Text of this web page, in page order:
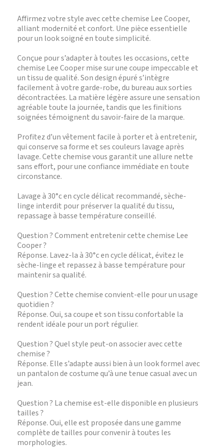
Affirmez votre style avec cette chemise Lee Cooper,
alliant modernité et confort. Une pièce essentielle
pour un look soigné en toute simplicité.
Conçue pour s’adapter à toutes les occasions, cette
chemise Lee Cooper mise sur une coupe impeccable et
un tissu de qualité. Son design épuré s’intègre
facilement à votre garde-robe, du bureau aux sorties
décontractées. La matière légère assure une sensation
agréable toute la journée, tandis que les finitions
soignées témoignent du savoir-faire de la marque.
Profitez d’un vêtement facile à porter et à entretenir,
qui conserve sa forme et ses couleurs lavage après
lavage. Cette chemise vous garantit une allure nette
sans effort, pour une confiance immédiate en toute
circonstance.
Lavage à 30°c en cycle délicat recommandé, sèche-
linge interdit pour préserver la qualité du tissu,
repassage à basse température conseillé.
Question ? Comment entretenir cette chemise Lee
Cooper ?
Réponse. Lavez-la à 30°c en cycle délicat, évitez le
sèche-linge et repassez à basse température pour
maintenir sa qualité.
Question ? Cette chemise convient-elle pour un usage
quotidien ?
Réponse. Oui, sa coupe et son tissu confortable la
rendent idéale pour un port régulier.
Question ? Quel style peut-on associer avec cette
chemise ?
Réponse. Elle s’adapte aussi bien à un look formel avec
un pantalon de costume qu’à une tenue casual avec un
jean.
Question ? La chemise est-elle disponible en plusieurs
tailles ?
Réponse. Oui, elle est proposée dans une gamme
complète de tailles pour convenir à toutes les
morphologies.